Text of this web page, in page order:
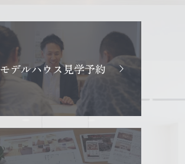
モデルハウス見学予約